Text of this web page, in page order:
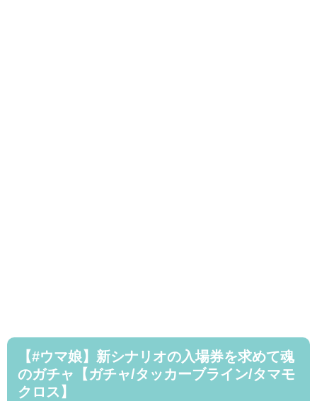
【#ウマ娘】新シナリオの入場券を求めて魂
のガチャ【ガチャ/タッカーブライン/タマモ
クロス】